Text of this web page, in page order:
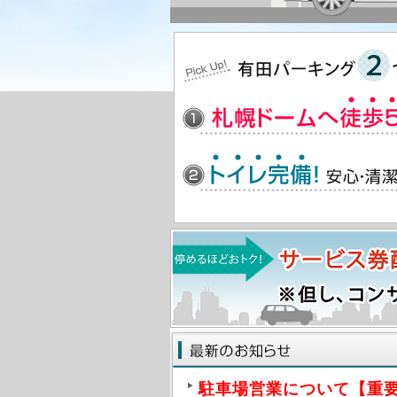
駐車場営業について【重